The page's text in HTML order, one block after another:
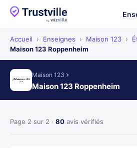
Accueil › Enseignes › Maison 123 ›
Maison 123 Roppenheim
Maison 123
Maison 123 Roppenheim
Page 2 sur 2 · 80 avis vérifiés